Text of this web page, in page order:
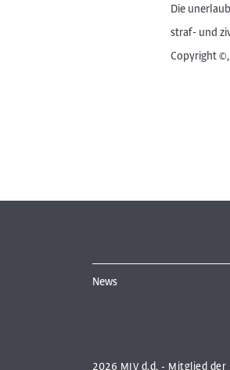
Die
straf- und
Copyright
News
2026 MIV d.d. - Mitglied der